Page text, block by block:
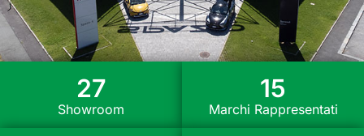
Showroom
27
Marchi Rappresentati
15